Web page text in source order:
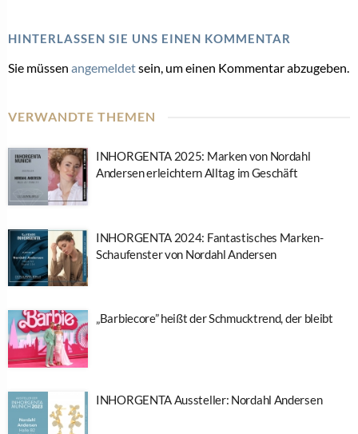
HINTERLASSEN SIE UNS EINEN KOMMENTAR
Sie müssen angemeldetsein, um einen Kommentar abzugeben.
VERWANDTE THEMEN
INHORGENTA 2025: Marken von Nordahl
Andersen erleichtern Alltag im Geschäft
INHORGENTA 2024: Fantastisches Marken-
Schaufenster von Nordahl Andersen
„Barbiecore” heißt der Schmucktrend, der bleibt
INHORGENTA Aussteller: Nordahl Andersen